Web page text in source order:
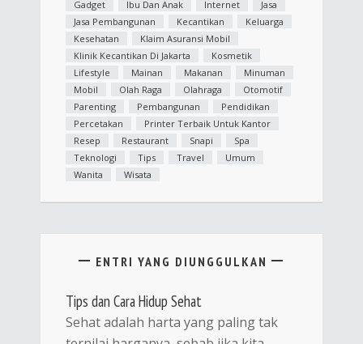
Gadget
Ibu Dan Anak Internet
Jasa
Jasa Pembangunan
Kecantikan
Keluarga
Kesehatan
Klaim Asuransi Mobil
Klinik Kecantikan Di Jakarta
Kosmetik
Lifestyle
Mainan Makanan
Minuman
Mobil
Olah Raga Olahraga
Otomotif
Parenting
Pembangunan
Pendidikan
Percetakan
Printer Terbaik Untuk Kantor
Resep
Restaurant Snapi
Spa
Teknologi
Tips Travel
Umum
Wanita
Wisata
ENTRI YANG DIUNGGULKAN
Tips dan Cara Hidup Sehat
Sehat adalah harta yang paling tak